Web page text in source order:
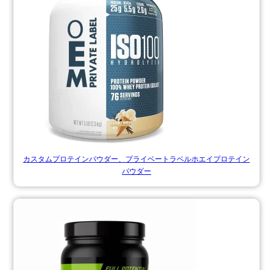
カスタムプロテインパウダー、プライベートラベルホエイプロテイン
パウダー